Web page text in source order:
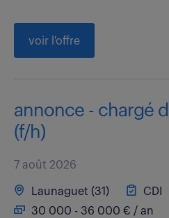
voir l'offre
annonce - chargé
(f/h)
7 août 2026
Launaguet (31)
CDI
30 000 - 36 000 € / an